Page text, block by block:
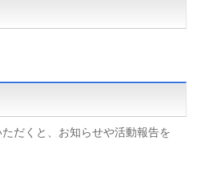
だくと、お知らせや活動報告を